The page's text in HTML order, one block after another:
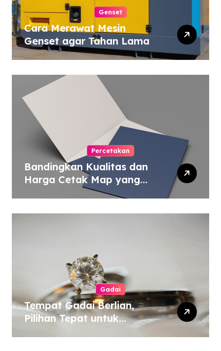
Genset
Cara Merawat Mesin
Genset agar Tahan Lama
Percetakan
Bandingkan Kualitas dan
Harga Cetak Map yang
Murah atau Mahal
Gadai
Tempat Gadai Berlian,
Pilihan Tepat untuk